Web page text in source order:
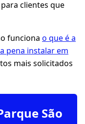
clientes que
funciona o que é a
pena instalar em
mais solicitados
São